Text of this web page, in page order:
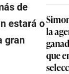
de
estará o
gran
la
que